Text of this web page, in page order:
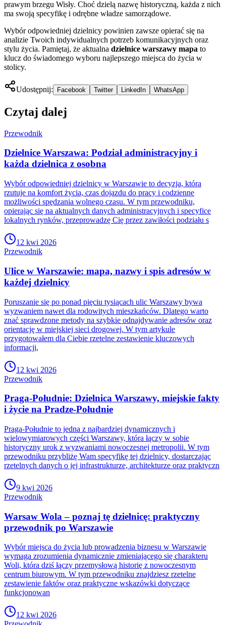
prawym brzegu Wisły. Choć dzielą nazwę historyczną, każda z nich
ma swoją specyfikę i odrębne władze samorządowe.
Wybór odpowiedniej dzielnicy powinien zawsze opierać się na
analizie Twoich indywidualnych potrzeb komunikacyjnych oraz
stylu życia. Pamiętaj, że aktualna dzielnice warszawy mapa to
klucz do świadomego wyboru najlepszego miejsca do życia w
stolicy.
Udostępnij: Facebook Twitter LinkedIn WhatsApp
Czytaj dalej
Przewodnik
Dzielnice Warszawa: Podział administracyjny i
każda dzielnica z osobna
Wybór odpowiedniej dzielnicy w Warszawie to decyzja, która
rzutuje na komfort życia, czas dojazdu do pracy i codzienne
możliwości spędzania wolnego czasu. W tym przewodniku,
opierając się na aktualnych danych administracyjnych i specyfice
lokalnych rynków, przeprowadzę Cię przez zawiłości podziału s
12 kwi 2026
Przewodnik
Ulice w Warszawie: mapa, nazwy i spis adresów w
każdej dzielnicy
Poruszanie się po ponad pięciu tysiącach ulic Warszawy bywa
wyzwaniem nawet dla rodowitych mieszkańców. Dlatego warto
znać sprawdzone metody na szybkie odnajdywanie adresów oraz
orientację w miejskiej sieci drogowej. W tym artykule
przygotowałem dla Ciebie rzetelne zestawienie kluczowych
informacji,
12 kwi 2026
Przewodnik
Praga-Południe: Dzielnica Warszawy, miejskie fakty
i życie na Pradze-Południe
Praga-Południe to jedna z najbardziej dynamicznych i
wielowymiarowych części Warszawy, która łączy w sobie
historyczny urok z wyzwaniami nowoczesnej metropolii. W tym
przewodniku przybliżę Wam specyfikę tej dzielnicy, dostarczając
rzetelnych danych o jej infrastrukturze, architekturze oraz praktyczn
9 kwi 2026
Przewodnik
Warsaw Wola – poznaj tę dzielnicę: praktyczny
przewodnik po Warszawie
Wybór miejsca do życia lub prowadzenia biznesu w Warszawie
wymaga zrozumienia dynamicznie zmieniającego się charakteru
Woli, która dziś łączy przemysłową historię z nowoczesnym
centrum biurowym. W tym przewodniku znajdziesz rzetelne
zestawienie faktów oraz praktyczne wskazówki dotyczące
funkcjonowan
12 kwi 2026